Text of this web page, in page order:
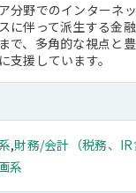
分野でのインターネ
に伴って派生する金融
で、多角的な視点と
支援しています。
,財務/会計（税務、IR
系